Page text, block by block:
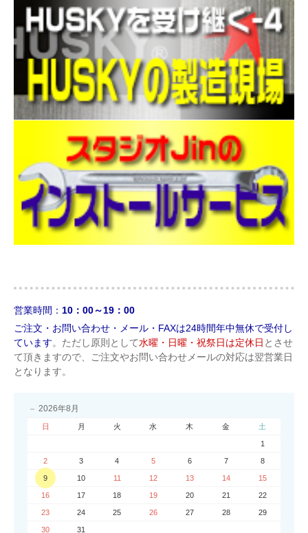
営業時間： 10：00～19：00
ご注文・お問い合わせ・メール・FAXは24時間年中無休で受付し
ています。ただし原則として水曜・日曜・祝祭日は定休日 とさせ
て頂きますので、ご注文やお問い合わせメールの対応は翌営業日
となります。
2026年8月
日 月 火 水 木 金 土
1
2 3 4 5 6 7 8
9 10 11 12 13 14 15
16 17 18 19 20 21 22
23 24 25 26 27 28 29
30 31